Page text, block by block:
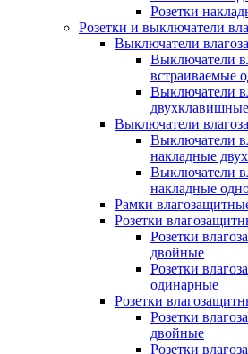
Розетки
Розетки и выключатели
Выключатели
Выключатели
встраиваемые
Выключатели
двухклавишные
Выключатели
Выключатели
накладные
Выключатели
накладные
Рамки
Розетки
Розетки
двойные
Розетки
одинарные
Розетки
Розетки
двойные
Розетки